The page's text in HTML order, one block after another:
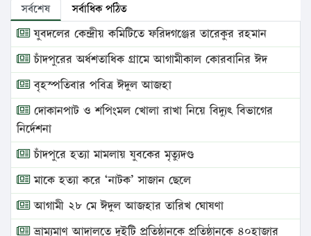
সর্বশেষ সর্বাধিক পঠিত
যুবদলের কেন্দ্রীয় কমিটিতে ফরিদগঞ্জের তারেকুর রহমান
চাঁদপুরের অর্ধশতাধিক গ্রামে আগামীকাল কোরবানির ঈদ
বৃহস্পতিবার পবিত্র ঈদুল আজহা
দোকানপাট ও শপিংমল খোলা রাখা নিয়ে বিদ্যুৎ বিভাগের
নির্দেশনা
চাঁদপুরে হত্যা মামলায় যুবকের মৃত্যুদণ্ড
মাকে হত্যা করে ‘নাটক’ সাজান ছেলে
আগামী ২৮ মে ঈদুল আজহার তারিখ ঘোষণা
ভ্রাম্যমাণ আদালতে দুইটি প্রতিষ্ঠানকে প্রতিষ্ঠানকে ৪০হাজার